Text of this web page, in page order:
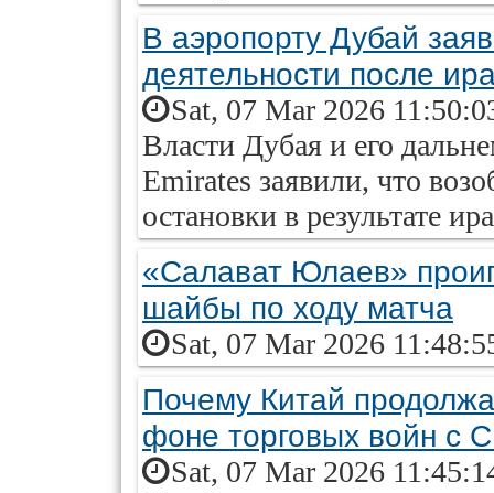
В аэропорту Дубай
деятельности после
Sat, 07 Mar 2026
Власти Дубая и его
Emirates заявили, что
остановки в результате
«Салават Юлаев»
шайбы по ходу матча
Sat, 07 Mar 2026
Почему Китай
фоне торговых войн с
Sat, 07 Mar 2026